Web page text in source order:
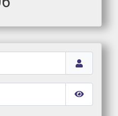
Passwort